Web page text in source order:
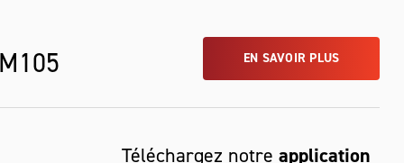
EN SAVOIR PLUS
Téléchargez notre application